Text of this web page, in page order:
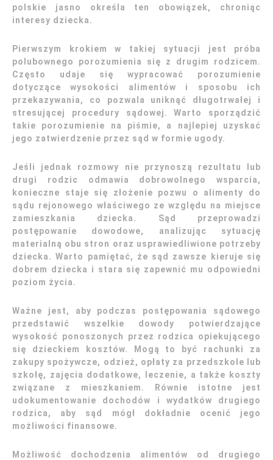
polskie jasno określa ten obowiązek, chroniąc
interesy dziecka.
Pierwszym krokiem w takiej sytuacji jest próba
polubownego porozumienia się z drugim rodzicem.
Często udaje się wypracować porozumienie
dotyczące wysokości alimentów i sposobu ich
przekazywania, co pozwala uniknąć długotrwałej i
stresującej procedury sądowej. Warto sporządzić
takie porozumienie na piśmie, a najlepiej uzyskać
jego zatwierdzenie przez sąd w formie ugody.
Jeśli jednak rozmowy nie przynoszą rezultatu lub
drugi rodzic odmawia dobrowolnego wsparcia,
konieczne staje się złożenie pozwu o alimenty do
sądu rejonowego właściwego ze względu na miejsce
zamieszkania dziecka. Sąd przeprowadzi
postępowanie dowodowe, analizując sytuację
materialną obu stron oraz usprawiedliwione potrzeby
dziecka. Warto pamiętać, że sąd zawsze kieruje się
dobrem dziecka i stara się zapewnić mu odpowiedni
poziom życia.
Ważne jest, aby podczas postępowania sądowego
przedstawić wszelkie dowody potwierdzające
wysokość ponoszonych przez rodzica opiekującego
się dzieckiem kosztów. Mogą to być rachunki za
zakupy spożywcze, odzież, opłaty za przedszkole lub
szkołę, zajęcia dodatkowe, leczenie, a także koszty
związane z mieszkaniem. Równie istotne jest
udokumentowanie dochodów i wydatków drugiego
rodzica, aby sąd mógł dokładnie ocenić jego
możliwości finansowe.
Możliwość dochodzenia alimentów od drugiego